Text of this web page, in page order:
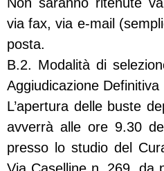
via fax, via e-mail
posta.
B.2. Modalità di
Aggiudicazione Definitiva
L’apertura delle buste
avverrà alle ore 9.30
presso lo studio del